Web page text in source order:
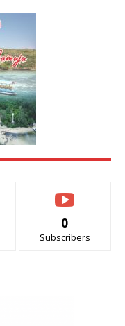
0
Subscribers